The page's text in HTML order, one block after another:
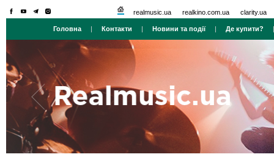
realmusic.ua realkino.com.ua clarity.ua
Головна | Контакти | Новини та події| Де купити?